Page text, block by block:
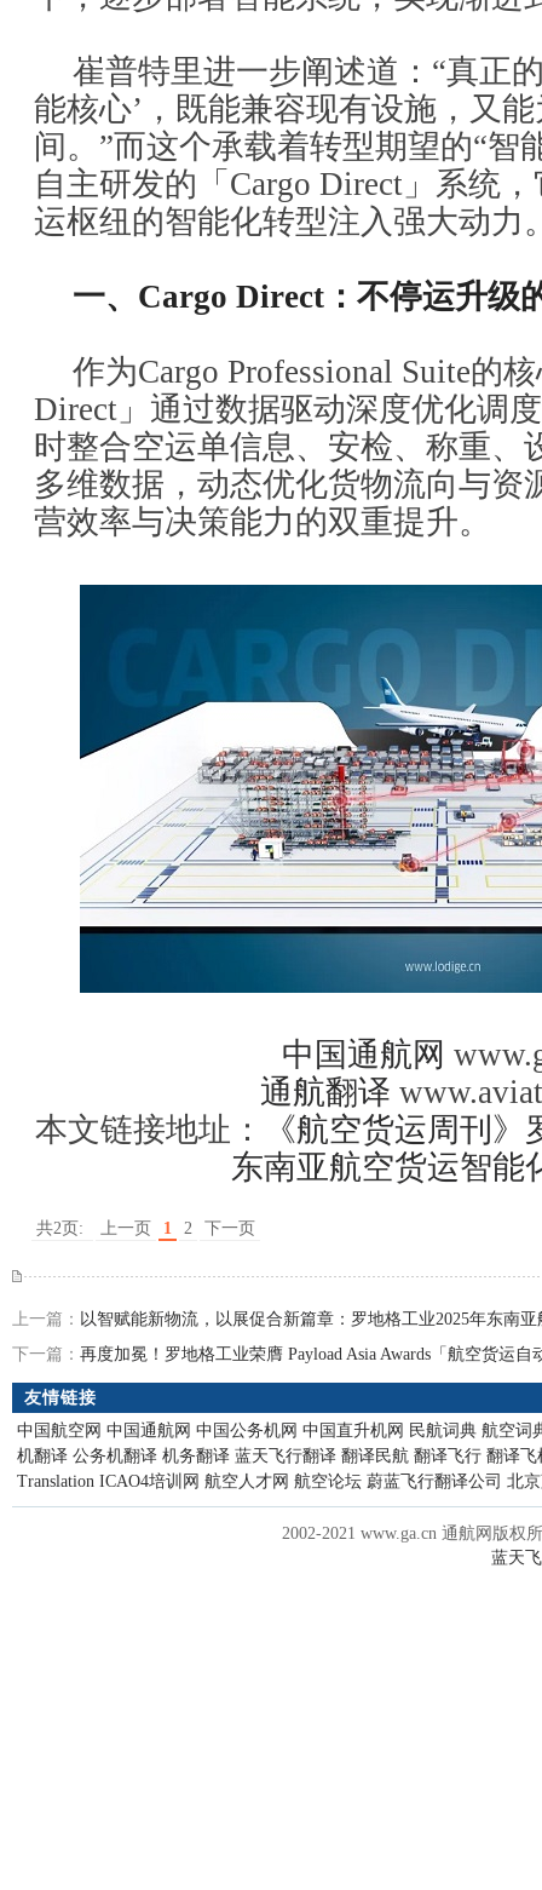
崔普特里进一步阐述道：“真正
能核心’，既能兼容现有设施，又
间。”而这个承载着转型期望的“智
自主研发的「Cargo Direct」系统
运枢纽的智能化转型注入强大动力
一、Cargo Direct：不停运升级
作为Cargo Professional Suite的
Direct」通过数据驱动深度优化调
时整合空运单信息、安检、称重、
多维数据，动态优化货物流向与资
营效率与决策能力的双重提升。
中国通航网
通航翻译
本文链接地址：
《航空货运周刊
东南亚航空货运智能
共2页: 上一页 1 2 下一页
上一篇： 以智赋能新物流，以展促合新篇章：罗地格工业2025年东南
下一篇： 再度加冕！罗地格工业荣膺 Payload Asia Awards「航空货运自
友情链接
中国航空网 中国通航网 中国公务机网 中国直升机网 民航词典 航空词
机翻译 公务机翻译 机务翻译 蓝天飞行翻译 翻译民航 翻译飞行 翻译飞
Translation ICAO4培训网 航空人才网 航空论坛 蔚蓝飞行翻译公司 北
2002-2021 www.ga.cn 通航网版权
蓝天